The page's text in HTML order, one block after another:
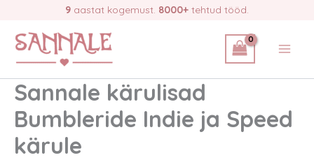
content
9 aastat kogemust. 8000+ tehtud tööd.
Sannale kärulisad
Bumbleride Indie ja Speed
kärule